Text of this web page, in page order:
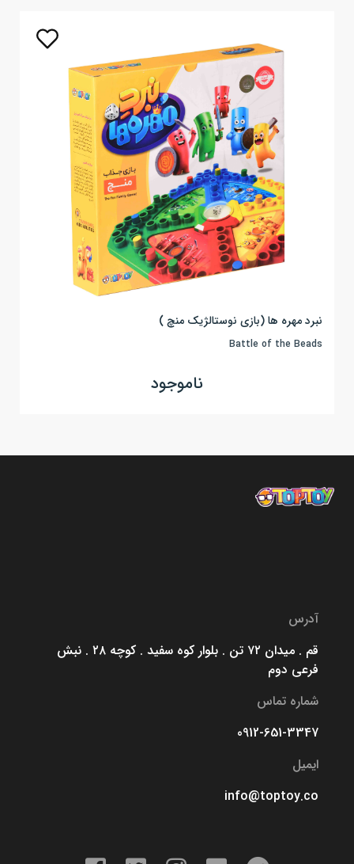
نبرد مهره ها (بازی نوستالژیک منچ )
Battle of the Beads
ناموجود
آدرس
قم . میدان ۷۲ تن . بلوار کوه سفید . کوچه ۲۸ . نبش
فرعی دوم
شماره تماس
0912-651-3347
ایمیل
info@toptoy.co